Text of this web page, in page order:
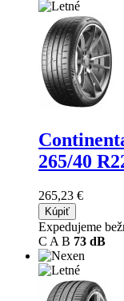
265/40
265,23 €
Kúpiť
Expedujeme
C A B 73 dB